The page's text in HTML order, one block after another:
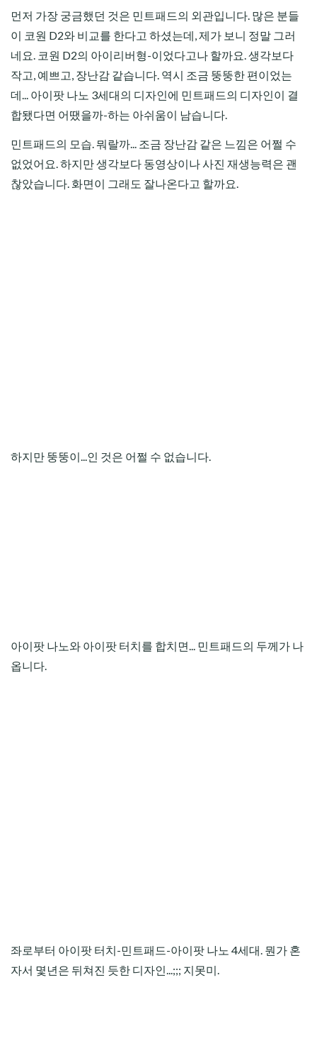
먼저 가장 궁금했던 것은 민트패드의 외관입니다. 많은 분들
이 코원 D2와 비교를 한다고 하셨는데, 제가 보니 정말 그러
네요. 코원 D2의 아이리버형-이었다고나 할까요. 생각보다
작고, 예쁘고, 장난감 같습니다. 역시 조금 뚱뚱한 편이었는
데... 아이팟 나노 3세대의 디자인에 민트패드의 디자인이 결
합됐다면 어땠을까-하는 아쉬움이 남습니다.
민트패드의 모습. 뭐랄까... 조금 장난감 같은 느낌은 어쩔 수
없었어요. 하지만 생각보다 동영상이나 사진 재생능력은 괜
찮았습니다. 화면이 그래도 잘나온다고 할까요.
하지만 뚱뚱이...인 것은 어쩔 수 없습니다.
아이팟 나노와 아이팟 터치를 합치면... 민트패드의 두께가 나
옵니다.
좌로부터 아이팟 터치-민트패드-아이팟 나노 4세대. 뭔가 혼
자서 몇년은 뒤쳐진 듯한 디자인...;;; 지못미.